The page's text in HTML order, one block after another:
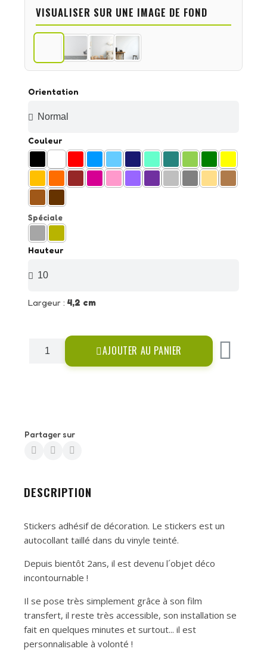
Orientation
Couleur
Spéciale
Hauteur
Largeur : 4,2 cm
AJOUTER AU PANIER
Partager sur
VISUALISER SUR UNE IMAGE DE FOND
DESCRIPTION
Stickers adhésif de décoration. Le stickers est un
autocollant taillé dans du vinyle teinté.
Depuis bientôt 2ans, il est devenu l´objet déco
incontournable !
Il se pose très simplement grâce à son film
transfert, il reste très accessible, son installation se
fait en quelques minutes et surtout... il est
personnalisable à volonté !